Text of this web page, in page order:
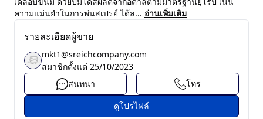
ความแม่นยำในการพ่นสเปรย์ ได้ล... อ่านเพิ่มเติม
รายละเอียดผู้ขาย
mkt1@sreichcompany.com
สมาชิกตั้งแต่ 25/10/2023
สนทนา
โทร
ดูโปรไฟล์